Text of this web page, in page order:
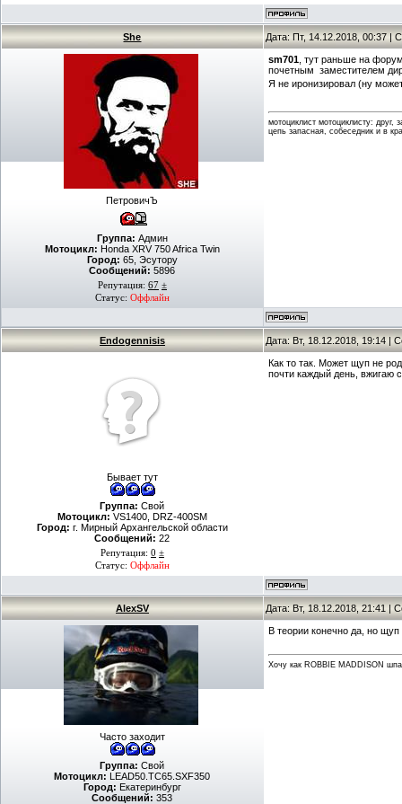
She Дата: Пт, 14.12.2018, 00:37 |
ПетровичЪ
Группа: Админ
Мотоцикл: Honda XRV 750 Africa Twin
Город: 65, Эсутору
Сообщений: 5896
Репутация: 67 ±
Статус: Оффлайн
sm701 , тут раньше на
почетным заместителем
Я не иронизировал (ну
мотоциклист мотоциклисту: друг,
цепь запасная, собеседник и в
Endogennisis Дата: Вт, 18.12.2018, 19:14 |
Бывает тут
Группа: Свой
Мотоцикл: VS1400, DRZ-400SM
Город: г. Мирный Архангельской области
Сообщений: 22
Репутация: 0 ±
Статус: Оффлайн
Как то так. Может щуп не
почти каждый день, вжигаю
AlexSV Дата: Вт, 18.12.2018, 21:41 |
Часто заходит
Группа: Свой
Мотоцикл: LEAD50.TC65.SXF350
Город: Екатеринбург
Сообщений: 353
В теории конечно да, но щуп
Хочу как ROBBIE MADDISON